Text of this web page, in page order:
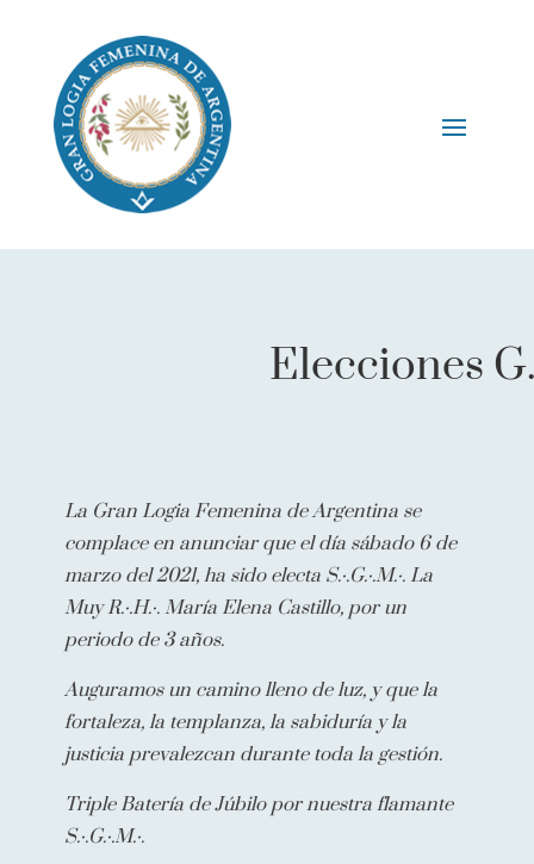
Elecciones
La Gran Logia Femenina de Argentina se
complace en anunciar que el día sábado 6 de
marzo del 2021, ha sido electa S.·.G.·.M.·. La
Muy R.·.H.·. María Elena Castillo, por un
periodo de 3 años.
Auguramos un camino lleno de luz, y que la
fortaleza, la templanza, la sabiduría y la
justicia prevalezcan durante toda la gestión.
Triple Batería de Júbilo por nuestra flamante
S.·.G.·.M.·.